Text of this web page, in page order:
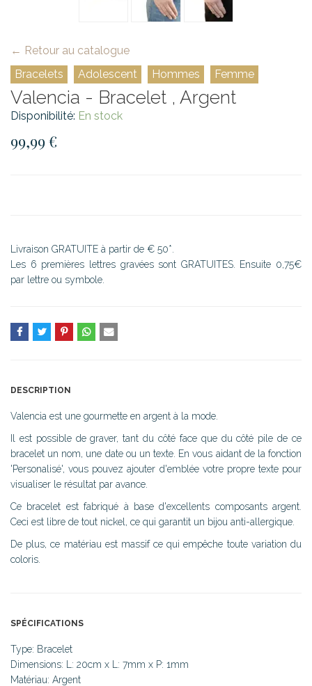
← Retour au catalogue
Bracelets
Adolescent Hommes Femme
Valencia - Bracelet , Argent
Disponibilité: En stock
99,99 €
Livraison GRATUITE à partir de € 50*.
Les 6 premières lettres gravées sont GRATUITES. Ensuite 0,75€
par lettre ou symbole.
DESCRIPTION
Valencia est une gourmette en argent à la mode.
Il est possible de graver, tant du côté face que du côté pile de ce
bracelet un nom, une date ou un texte. En vous aidant de la fonction
'Personalisé', vous pouvez ajouter d'emblée votre propre texte pour
visualiser le résultat par avance.
Ce bracelet est fabriqué à base d'excellents composants argent.
Ceci est libre de tout nickel, ce qui garantit un bijou anti-allergique.
De plus, ce matériau est massif ce qui empêche toute variation du
coloris.
SPÉCIFICATIONS
Type: Bracelet
Dimensions: L: 20cm x L: 7mm x P: 1mm
Matériau: Argent